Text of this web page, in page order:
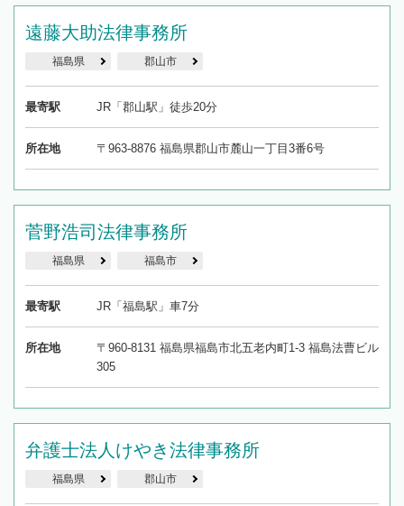
遠藤大助法律事務所
福島県 郡山市
最寄駅 JR「郡山駅」徒歩20分
所在地 〒963-8876 福島県郡山市麓山一丁目3番6号
菅野浩司法律事務所
福島県 福島市
最寄駅 JR「福島駅」車7分
所在地
〒960-8131 福島県福島市北五老内町1-3 福島法曹ビル
305
弁護士法人けやき法律事務所
福島県 郡山市